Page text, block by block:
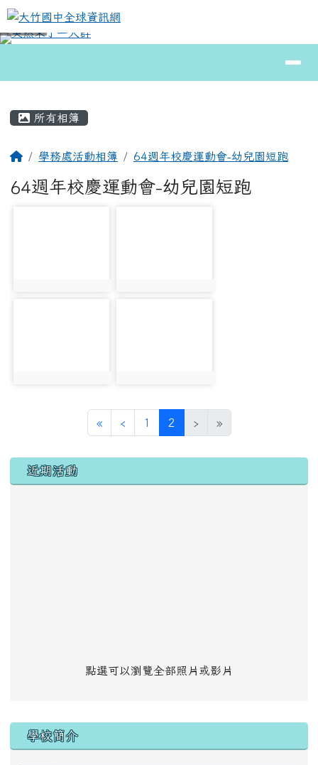
跳至主內容區
大竹國中全球資訊網
⏸
所有相簿
回首頁學務處活動相簿 64週年校慶運動會-幼兒園短跑
64週年校慶運動會-幼兒園短跑
«第一頁
‹上一頁
1 2 (目前頁次)
› »
左邊區域內容
近期活動
點選可以瀏覽全部照片或影片
學校簡介